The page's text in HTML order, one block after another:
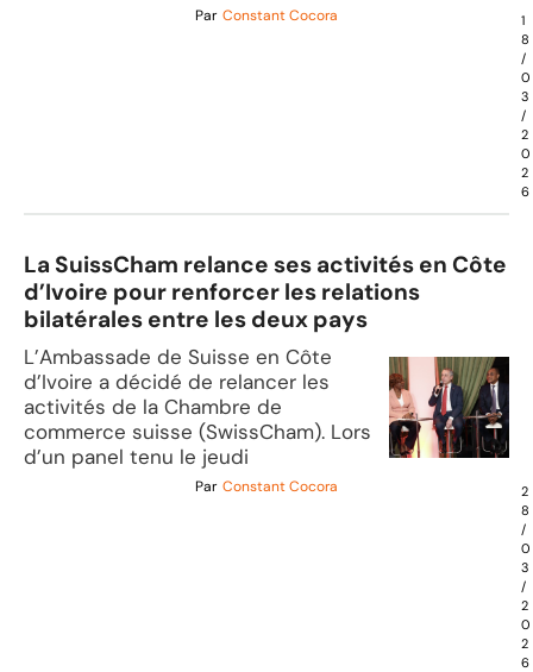
Par Constant Cocora
1
8
/
0
3
/
2
0
2
6
La SuissCham relance ses activités en Côte
d’Ivoire pour renforcer les relations
bilatérales entre les deux pays
L’Ambassade de Suisse en Côte
d’Ivoire a décidé de relancer les
activités de la Chambre de
commerce suisse (SwissCham). Lors
d’un panel tenu le jeudi
Par Constant Cocora
2
8
/
0
3
/
2
0
2
6